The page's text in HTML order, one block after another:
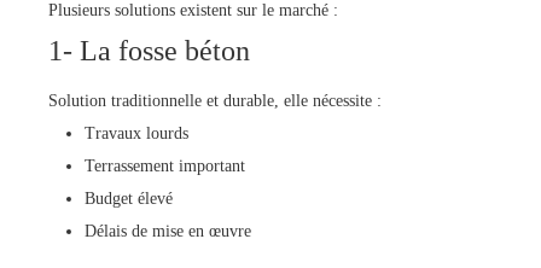
Plusieurs solutions existent sur le marché :
1- La fosse béton
Solution traditionnelle et durable, elle nécessite :
Travaux lourds
Terrassement important
Budget élevé
Délais de mise en œuvre